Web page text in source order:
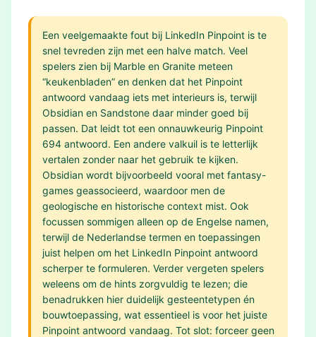
Een veelgemaakte fout bij LinkedIn Pinpoint is te
snel tevreden zijn met een halve match. Veel
spelers zien bij Marble en Granite meteen
“keukenbladen” en denken dat het Pinpoint
antwoord vandaag iets met interieurs is, terwijl
Obsidian en Sandstone daar minder goed bij
passen. Dat leidt tot een onnauwkeurig Pinpoint
694 antwoord. Een andere valkuil is te letterlijk
vertalen zonder naar het gebruik te kijken.
Obsidian wordt bijvoorbeeld vooral met fantasy-
games geassocieerd, waardoor men de
geologische en historische context mist. Ook
focussen sommigen alleen op de Engelse namen,
terwijl de Nederlandse termen en toepassingen
juist helpen om het LinkedIn Pinpoint antwoord
scherper te formuleren. Verder vergeten spelers
weleens om de hints zorgvuldig te lezen; die
benadrukken hier duidelijk gesteentetypen én
bouwtoepassing, wat essentieel is voor het juiste
Pinpoint antwoord vandaag. Tot slot: forceer geen